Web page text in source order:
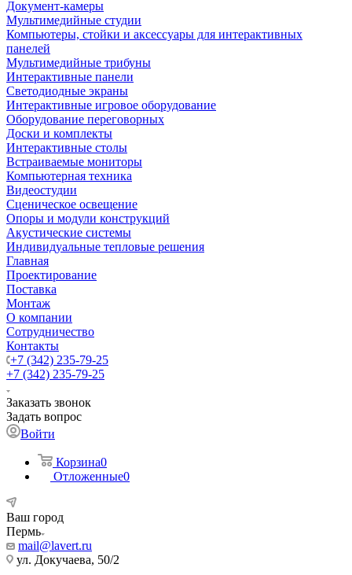
Документ-камеры
Мультимедийные студии
Компьютеры, стойки и аксессуары для интерактивных
панелей
Мультимедийные трибуны
Интерактивные панели
Светодиодные экраны
Интерактивные игровое оборудование
Оборудование переговорных
Доски и комплекты
Интерактивные столы
Встраиваемые мониторы
Компьютерная техника
Видеостудии
Cценическое освещение
Опоры и модули конструкций
Акустические системы
Индивидуальные тепловые решения
Главная
Проектирование
Поставка
Монтаж
О компании
Сотрудничество
Контакты
+7 (342) 235-79-25
+7 (342) 235-79-25
Заказать звонок
Задать вопрос
Войти
Корзина0
Отложенные0
Ваш город
Пермь
mail@lavert.ru
ул. Докучаева, 50/2